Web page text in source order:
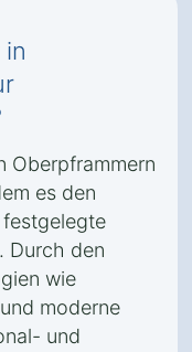
Oberpframmern
es den
Durch den
wie
moderne
und